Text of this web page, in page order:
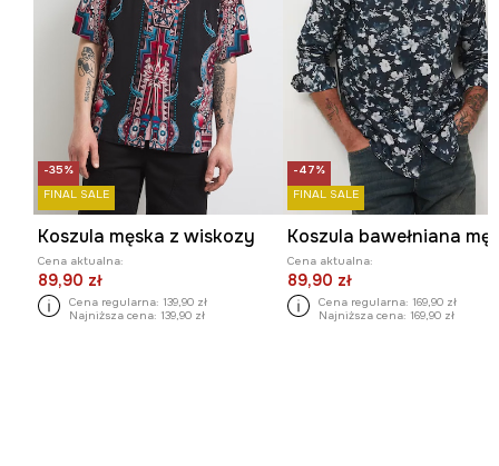
-35%
FINAL SALE
Koszula męska z wiskozy
Cena aktualna:
89,90 zł
Cena regularna: 139,90 zł
Najniższa cena: 139,90 zł
-47%
FINAL SALE
Cena aktualna:
89,90 zł
Cena regularna: 169,90 zł
Najniższa cena: 169,90 zł